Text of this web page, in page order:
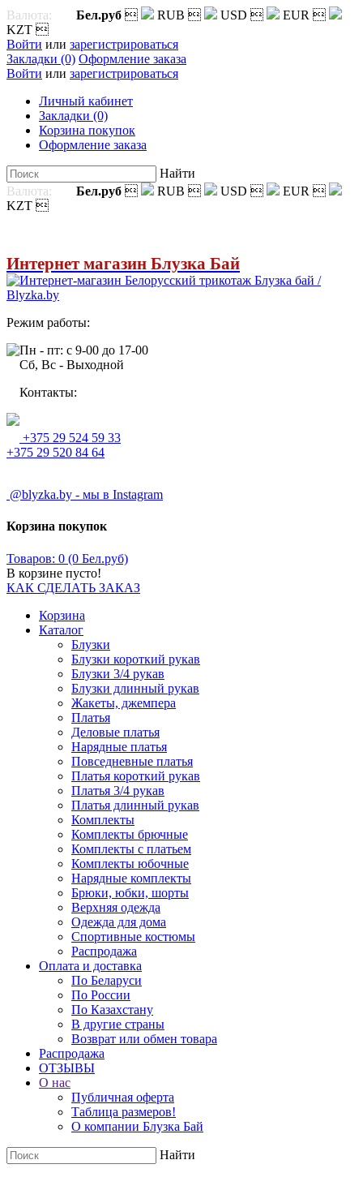
Валюта: Бел.руб  RUB  USD  EUR 
KZT 
Войти или зарегистрироваться
Закладки (0) Оформление заказа
Войти или зарегистрироваться
Личный кабинет
Закладки (0)
Корзина покупок
Оформление заказа
Найти
Валюта:
Бел.руб  RUB  USD  EUR 
KZT 
Интернет магазин Блузка Бай
Режим работы:
Пн - пт: с 9-00 до 17-00
Сб, Вс - Выходной
Контакты:
+375 29 524 59 33
+375 29 520 84 64
@blyzka.by - мы в Instagram
Корзина покупок
Товаров: 0 (0 Бел.руб)
В корзине пусто!
КАК СДЕЛАТЬ ЗАКАЗ
Корзина
Каталог
Блузки
Блузки короткий рукав
Блузки 3/4 рукав
Блузки длинный рукав
Жакеты, джемпера
Платья
Деловые платья
Нарядные платья
Повседневные платья
Платья короткий рукав
Платья 3/4 рукав
Платья длинный рукав
Комплекты
Комплекты брючные
Комплекты с платьем
Комплекты юбочные
Нарядные комплекты
Брюки, юбки, шорты
Верхняя одежда
Одежда для дома
Спортивные костюмы
Распродажа
Оплата и доставка
По Беларуси
По России
По Казахстану
В другие страны
Возврат или обмен товара
Распродажа
ОТЗЫВЫ
О нас
Публичная оферта
Таблица размеров!
О компании Блузка Бай
Найти